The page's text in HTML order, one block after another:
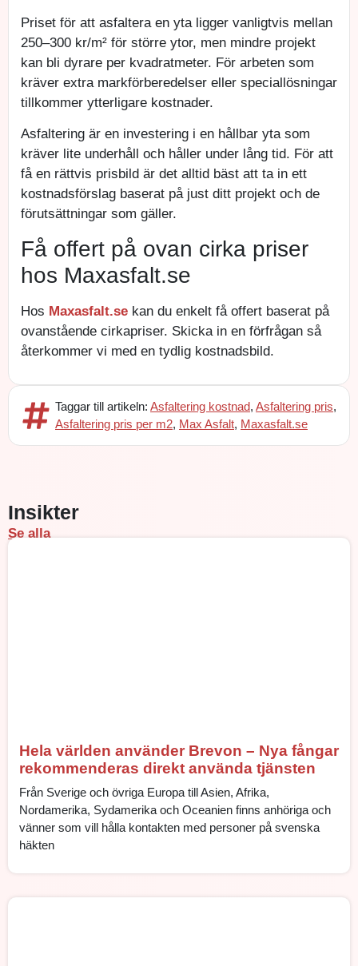
Priset för att asfaltera en yta ligger vanligtvis mellan
250–300 kr/m² för större ytor, men mindre projekt
kan bli dyrare per kvadratmeter. För arbeten som
kräver extra markförberedelser eller speciallösningar
tillkommer ytterligare kostnader.
Asfaltering är en investering i en hållbar yta som
kräver lite underhåll och håller under lång tid. För att
få en rättvis prisbild är det alltid bäst att ta in ett
kostnadsförslag baserat på just ditt projekt och de
förutsättningar som gäller.
Få offert på ovan cirka priser
hos Maxasfalt.se
Hos Maxasfalt.se kan du enkelt få offert baserat på
ovanstående cirkapriser. Skicka in en förfrågan så
återkommer vi med en tydlig kostnadsbild.
Taggar till artikeln: Asfaltering kostnad, Asfaltering pris,
Asfaltering pris per m2, Max Asfalt, Maxasfalt.se
Insikter
Se alla
Hela världen använder Brevon – Nya fångar
rekommenderas direkt använda tjänsten
Från Sverige och övriga Europa till Asien, Afrika,
Nordamerika, Sydamerika och Oceanien finns anhöriga och
vänner som vill hålla kontakten med personer på svenska
häkten